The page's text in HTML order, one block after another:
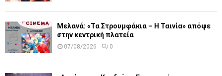
Μελανά: «Τα Στρουμφάκια – Η Ταινία» απόψε
στην κεντρική πλατεία
07/08/2026 0